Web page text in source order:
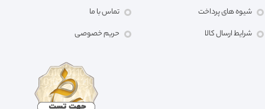
شیوه های پرداخت
شرایط ارسال کالا
تماس با ما
حریم خصوصی